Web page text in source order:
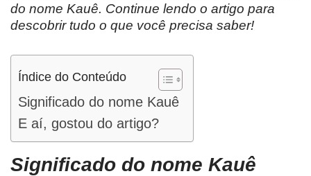
do nome Kauê. Continue lendo o artigo para
descobrir tudo o que você precisa saber!
Índice do Conteúdo
Significado do nome Kauê
E aí, gostou do artigo?
Significado do nome Kauê